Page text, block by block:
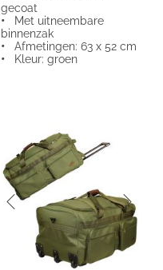
gecoat
• Met uitneembare
binnenzak
• Afmetingen: 63 x 52 cm
• Kleur: groen